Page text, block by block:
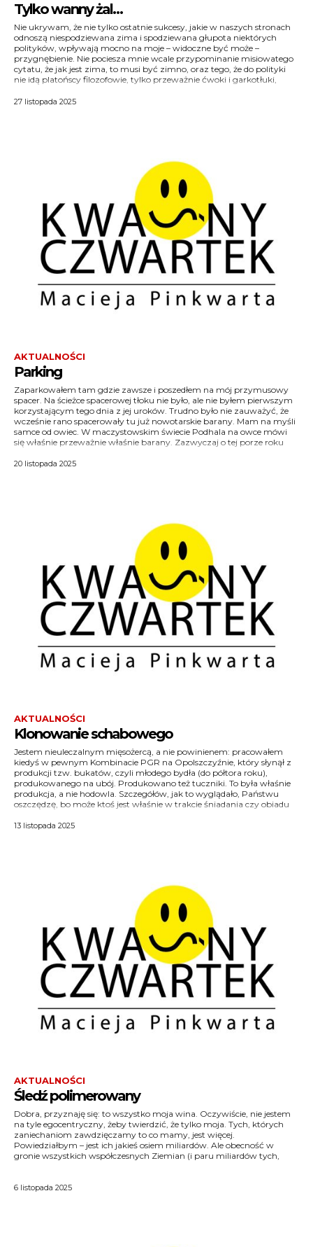
Tylko wanny żal…
Nie ukrywam, że nie tylko ostatnie sukcesy, jakie w naszych stronach
odnoszą niespodziewana zima i spodziewana głupota niektórych
polityków, wpływają mocno na moje – widoczne być może –
przygnębienie. Nie pociesza mnie wcale przypominanie misiowatego
cytatu, że jak jest zima, to musi być zimno, oraz tego, że do polityki
nie idą platońscy filozofowie, tylko przeważnie ćwoki i garkotłuki,
które nie miałyby szans na jakąkolwiek uczciwą pracę, wymagającą
doświadczenia, wiedzy i poczucia odpowiedzialności. Zwłaszcza że
hipertrofia poczucia odpowiedzialności jest w coraz większym stopniu
moim udziałem i obniża mi horyzonty bardziej, niż deformacje
kręgosłupa. W tym kontekście patrzę też na kwestię wanny i jej
27 listopada 2025
AKTUALNOŚCI
Parking
Zaparkowałem tam gdzie zawsze i poszedłem na mój przymusowy
spacer. Na ścieżce spacerowej tłoku nie było, ale nie byłem pierwszym
korzystającym tego dnia z jej uroków. Trudno było nie zauważyć, że
wcześnie rano spacerowały tu już nowotarskie barany. Mam na myśli
samce od owiec. W maczystowskim świecie Podhala na owce mówi
się właśnie przeważnie właśnie barany. Zazwyczaj o tej porze roku
kierdle powinny być już rozpuszczone do domów, ale zmiany
klimatyczne i tutaj są widoczne: w przededniu zapowiadanych
katastrofalnych opadów śniegu (mówią, że może spaść go nawet trzy
centymetry!) trawa wciąż była zielona, a gdzieniegdzie złociły się
podbiały, więc owce (i barany…) były na naturalnym wikcie. Poranny
przemarsz wypasowy odbywał się jednak nie po zielonej jeszcze łące,
20 listopada 2025
AKTUALNOŚCI
Klonowanie schabowego
Jestem nieuleczalnym mięsożercą, a nie powinienem: pracowałem
kiedyś w pewnym Kombinacie PGR na Opolszczyźnie, który słynął z
produkcji tzw. bukatów, czyli młodego bydła (do półtora roku),
produkowanego na ubój. Produkowano też tuczniki. To była właśnie
produkcja, a nie hodowla. Szczegółów, jak to wyglądało, Państwu
oszczędzę, bo może ktoś jest właśnie w trakcie śniadania czy obiadu
(kolacji nie, bo moich tekstów nie powinno się czytać przed snem). A
propos posiłków: żywiłem się w stołówce pracowniczej, gdzie co dzień
podawano odpady poprodukcyjne w postaci tzw. rąbanki. Sam się
13 listopada 2025
AKTUALNOŚCI
Śledź polimerowany
Dobra, przyznaję się: to wszystko moja wina. Oczywiście, nie jestem
na tyle egocentryczny, żeby twierdzić, że tylko moja. Tych, których
zaniechaniom zawdzięczamy to co mamy, jest więcej.
Powiedziałbym – jest ich jakieś osiem miliardów. Ale obecność w
gronie wszystkich współczesnych Ziemian (i paru miliardów tych,
którzy byli przedtem) mojej winy nie wyklucza, choć trochę ją
6 listopada 2025